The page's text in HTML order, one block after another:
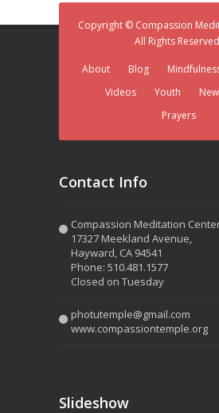
Copyright © Compassion
All Rights
About Blog
Videos
Youth
Prayers
Contact Info
Compassion Meditation
17327 Meekland Avenue,
Hayward, CA 94541
Phone: 510.481.1577
Closed on Tuesday
photutemple@gmail.com
www.compassiontemple.org
Slideshow